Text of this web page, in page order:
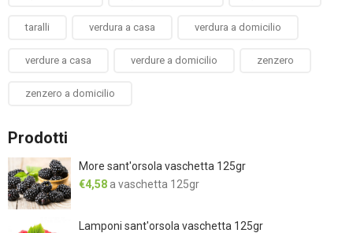
taralli verdura a casa verdura a domicilio
verdure a casa verdure a domicilio zenzero
zenzero a domicilio
Prodotti
More sant'orsola vaschetta 125gr
€4,58 a vaschetta 125gr
Lamponi sant'orsola vaschetta 125gr